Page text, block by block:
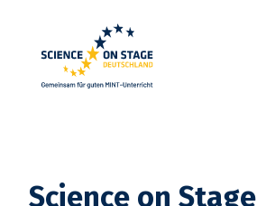
Science on Stage